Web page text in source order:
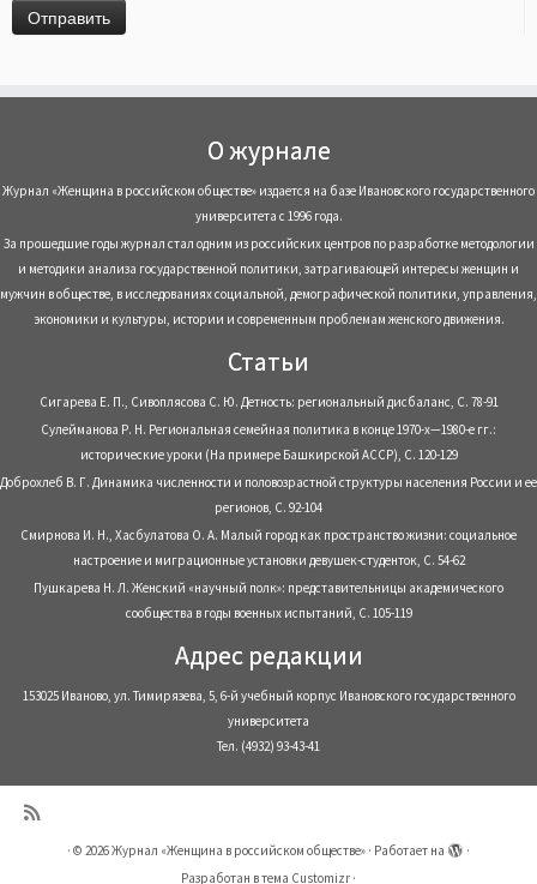
О журнале
Журнал «Женщина в российском обществе» издается на базе Ивановского государственного
университета с 1996 года.
За прошедшие годы журнал стал одним из российских центров по разработке методологии
и методики анализа государственной политики, затрагивающей интересы женщин и
мужчин в обществе, в исследованиях социальной, демографической политики, управления,
экономики и культуры, истории и современным проблемам женского движения.
Статьи
Сигарева Е. П., Сивоплясова С. Ю. Детность: региональный дисбаланс, С. 78-91
Сулейманова Р. Н. Региональная семейная политика в конце 1970-х—1980-е гг.:
исторические уроки (На примере Башкирской АССР), С. 120-129
Доброхлеб В. Г. Динамика численности и половозрастной структуры населения России и ее
регионов, С. 92-104
Смирнова И. Н., Хасбулатова О. А. Малый город как пространство жизни: социальное
настроение и миграционные установки девушек-студенток, С. 54-62
Пушкарева Н. Л. Женский «научный полк»: представительницы академического
сообщества в годы военных испытаний, С. 105-119
Адрес редакции
153025 Иваново, ул. Тимирязева, 5, 6-й учебный корпус Ивановского государственного
университета
Тел. (4932) 93-43-41
· © 2026Журнал «Женщина в российском обществе» · Работает на
·
Разработан втема Customizr ·